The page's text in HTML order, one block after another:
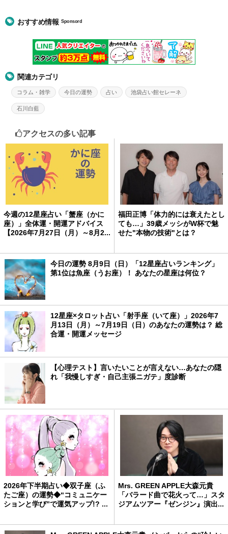
おすすめ情報Sponsord
関連カテゴリ
コラム・雑学 今日の運勢 占い 池袋占い館セレーネ
石川白藍
アクセスの多い記事
今週の12星座占い「蟹座（かに
座）」全体運・開運アドバイス
【2026年7月27日（月）～8月2...
福田正博「体力的には衰えたとし
ても…」39歳メッシがW杯で魅
せた"本物の技術"とは？
今日の運勢 8月9日（日）「12星座占いランキング」
第1位は魚座（うお座）！ あなたの星座は何位？
12星座×タロット占い「射手座（いて座）」2026年7
月13日（月）～7月19日（日）のあなたの運勢は？ 総
合運・開運メッセージ
【心理テスト】言いたいことが言えない…あなたの隠
れ「我慢しすぎ・自己主張ニガテ」度診断
2026年下半期占い◆双子座（ふ
たご座）の運勢◆“コミュニケー
ションと学び”で運気アップ!? ...
Mrs. GREEN APPLE大森元貴
「バラード曲で花火って…」スタ
ジアムツアー『ゼンジン』演出...